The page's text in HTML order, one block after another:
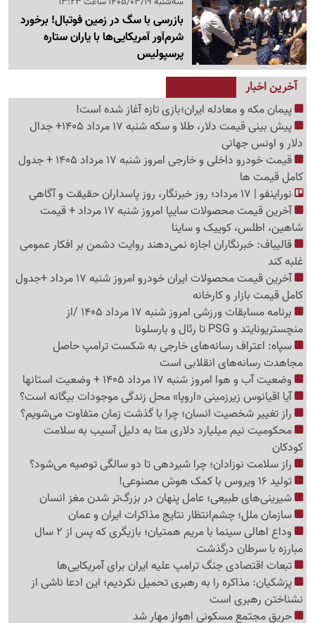
بازرسی با سگ در زمین فوتبال! برخورد
شرم‌آور آمریکایی‌ها با یاران ستاره
پرسپولیس
آخرین اخبار
پیمان مکه و معادله ایران؛بازی تازه آغاز شده است!
پیش ‌بینی قیمت دلار، طلا و سکه شنبه 17 مرداد 1405+ جدال
دلار و اونس جهانی
قیمت خودرو داخلی و خارجی امروز شنبه 17 مرداد 1405 + جدول
کامل قیمت ها
نوراینفو | 17 مرداد؛ روز خبرنگار، روز پاسداران حقیقت و آگاهی
آخرین قیمت محصولات سایپا امروز شنبه 17 مرداد + قیمت
شاهین، اطلس، کوییک و ساینا
قالیباف: خبرنگاران اجازه نمی‌دهند روایت دشمن بر افکار عمومی
غلبه کند
آخرین قیمت محصولات ایران خودرو امروز شنبه 17 مرداد +جدول
کامل قیمت بازار و کارخانه
برنامه مسابقات ورزشی امروز شنبه 17 مرداد 1405 /از
منچستریونایتد و PSG تا رئال و بارسلونا
سپاه: اعتراف رسانه‌های خارجی به شکست ترامپ حاصل
مجاهدت رسانه‌های انقلابی است
وضعیت آب و هوا امروز شنبه 17 مرداد 1405 + وضعیت استانها
آیا اقیانوس زیرزمینی «اروپا» محل زندگی موجودات بیگانه است؟
راز تغییر شخصیت انسان؛ چرا با گذشت زمان متفاوت می‌شویم؟
محکومیت نیم میلیارد دلاری متا به دلیل آسیب به سلامت
کودکان
راز سلامت نوزادان؛ چرا شیردهی تا دو سالگی توصیه می‌شود؟
تولید 16 ویروس با کمک هوش مصنوعی!
شیرینی‌های طبیعی؛ عامل پنهان در بزرگ‌تر شدن مغز انسان
سازمان ملل؛ چشم‌انتظار نتایج مذاکرات ایران و عمان
وداع اهالی سینما با مریم همتیان؛ بازیگری که پس از 2 سال
مبارزه با سرطان درگذشت
تبعات اقتصادی جنگ ترامپ علیه ایران برای آمریکایی‌ها
پزشکیان: مذاکره را به رهبری تحمیل نکردیم؛ این ادعا ناشی از
نشناختن رهبری است
حریق مجتمع مسکونی اهواز مهار شد